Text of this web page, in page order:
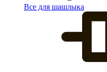
Все для шашлыка